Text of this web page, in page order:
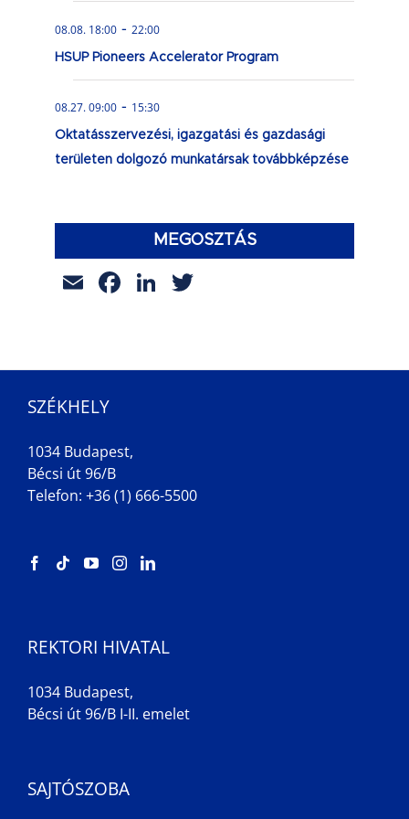
08.08. 18:00 - 22:00
HSUP Pioneers Accelerator Program
08.27. 09:00 - 15:30
Oktatásszervezési, igazgatási és gazdasági
területen dolgozó munkatársak továbbképzése
MEGOSZTÁS
EmailFacebook
LinkedIn
SZÉKHELY
1034 Budapest,
Bécsi út 96/B
Telefon: +36 (1) 666-5500
REKTORI HIVATAL
1034 Budapest,
Bécsi út 96/B I-II. emelet
SAJTÓSZOBA